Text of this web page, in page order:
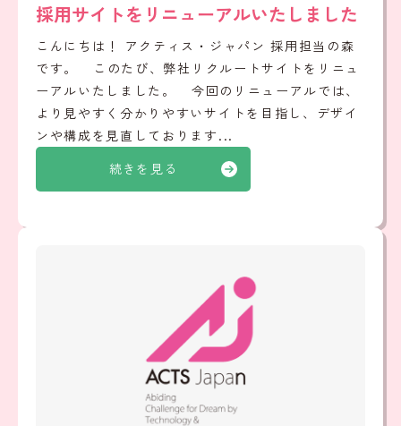
続きを見る
採用サイトをリニューアルいたしました
こんにちは！ アクティス・ジャパン 採用担当の森
です。 このたび、弊社リクルートサイトをリニュ
ーアルいたしました。 今回のリニューアルでは、
より見やすく分かりやすいサイトを目指し、デザイ
ンや構成を見直しております...